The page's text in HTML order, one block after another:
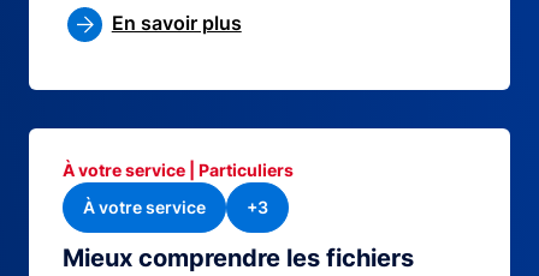
En savoir plus
Mieux comprendre les fichiers
À votre service | Particuliers
À votre service
+3